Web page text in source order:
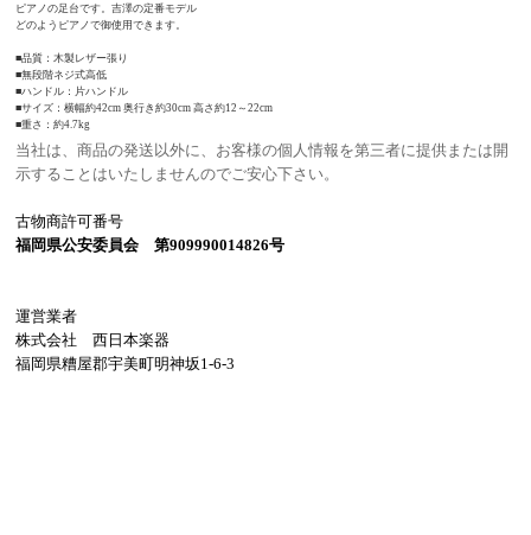
ピアノの足台です。吉澤の定番モデル
どのようピアノで御使用できます。
■品質：木製レザー張り
■無段階ネジ式高低
■ハンドル：片ハンドル
■サイズ：横幅約42cm 奥行き約30cm 高さ約12～22cm
■重さ：約4.7kg
当社は、商品の発送以外に、お客様の個人情報を第三者に提供または開
示することはいたしませんのでご安心下さい。
古物商許可番号
福岡県公安委員会 第909990014826号
運営業者
株式会社 西日本楽器
福岡県糟屋郡宇美町明神坂1-6-3